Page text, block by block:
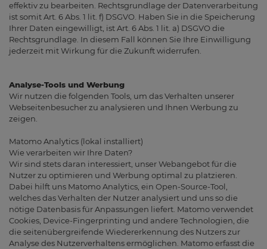
effektiv zu bearbeiten. Rechtsgrundlage der Datenverarbeitung
ist somit Art. 6 Abs. 1 lit. f) DSGVO. Haben Sie in die Speicherung
Ihrer Daten eingewilligt, ist Art. 6 Abs. 1 lit. a) DSGVO die
Rechtsgrundlage. In diesem Fall können Sie Ihre Einwilligung
jederzeit mit Wirkung für die Zukunft widerrufen.
Analyse-Tools und Werbung
Wir nutzen die folgenden Tools, um das Verhalten unserer
Webseitenbesucher zu analysieren und Ihnen Werbung zu
zeigen.
Matomo Analytics (lokal installiert)
Wie verarbeiten wir Ihre Daten?
Wir sind stets daran interessiert, unser Webangebot für die
Nutzer zu optimieren und Werbung optimal zu platzieren.
Dabei hilft uns Matomo Analytics, ein Open-Source-Tool,
welches das Verhalten der Nutzer analysiert und uns so die
nötige Datenbasis für Anpassungen liefert. Matomo verwendet
Cookies, Device-Fingerprinting und andere Technologien, die
die seitenübergreifende Wiedererkennung des Nutzers zur
Analyse des Nutzerverhaltens ermöglichen. Matomo erfasst die